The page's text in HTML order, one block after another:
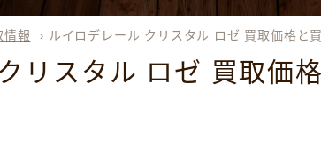
情報 › ルイロデレール クリスタル ロゼ 買取価格と
リスタル ロゼ 買取価